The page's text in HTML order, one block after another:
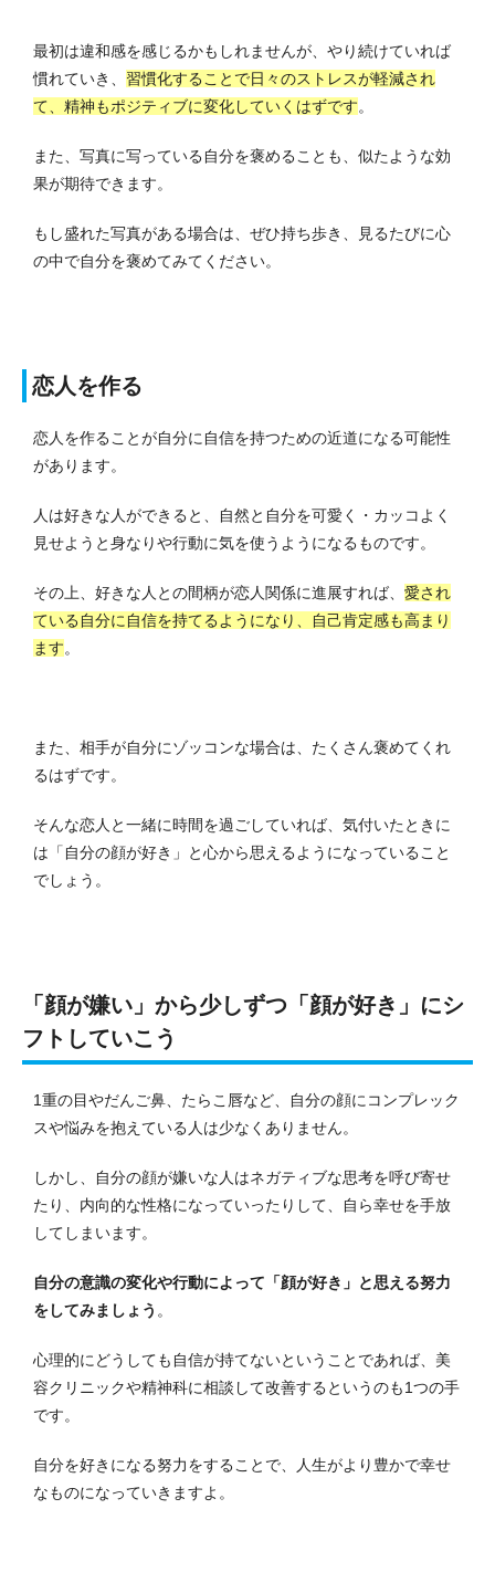
最初は違和感を感じるかもしれませんが、やり続けていれば
慣れていき、 習慣化することで日々のストレスが軽減され
て、精神もポジティブに変化していくはずです。
また、写真に写っている自分を褒めることも、似たような効
果が期待できます。
もし盛れた写真がある場合は、ぜひ持ち歩き、見るたびに心
の中で自分を褒めてみてください。
恋人を作る
恋人を作ることが自分に自信を持つための近道になる可能性
があります。
人は好きな人ができると、自然と自分を可愛く・カッコよく
見せようと身なりや行動に気を使うようになるものです。
その上、好きな人との間柄が恋人関係に進展すれば、 愛され
ている自分に自信を持てるようになり、自己肯定感も高まり
ます。
また、相手が自分にゾッコンな場合は、たくさん褒めてくれ
るはずです。
そんな恋人と一緒に時間を過ごしていれば、気付いたときに
は「自分の顔が好き」と心から思えるようになっていること
でしょう。
「顔が嫌い」から少しずつ「顔が好き」にシ
フトしていこう
1重の目やだんご鼻、たらこ唇など、自分の顔にコンプレック
スや悩みを抱えている人は少なくありません。
しかし、自分の顔が嫌いな人はネガティブな思考を呼び寄せ
たり、内向的な性格になっていったりして、自ら幸せを手放
してしまいます。
自分の意識の変化や行動によって「顔が好き」と思える努力
をしてみましょう 。
心理的にどうしても自信が持てないということであれば、美
容クリニックや精神科に相談して改善するというのも1つの手
です。
自分を好きになる努力をすることで、人生がより豊かで幸せ
なものになっていきますよ。